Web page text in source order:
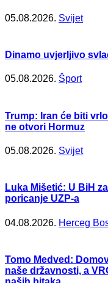
05.08.2026. Svijet
Dinamo uvjerljivo
05.08.2026. Šport
Trump: Iran će biti
ne otvori Hormuz
05.08.2026. Svijet
Luka Mišetić: U BiH
poricanje UZP-a
04.08.2026. Herceg
Tomo Medved:
naše državnosti, a